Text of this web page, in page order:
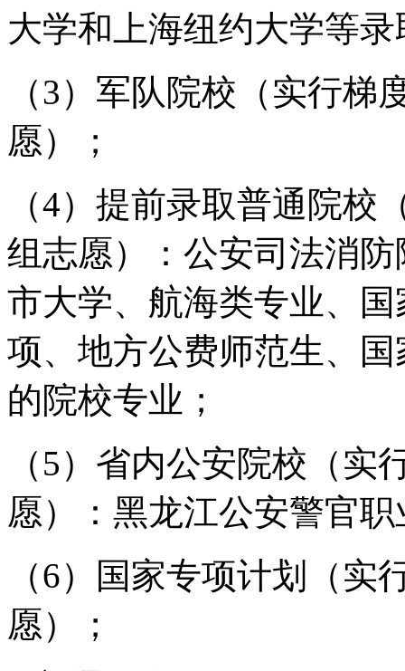
大学和上海纽约大学等
（3）军队院校（实行梯
愿）；
（4）提前录取普通院校
组志愿）：公安司法消
市大学、航海类专业、
项、地方公费师范生、
的院校专业；
（5）省内公安院校（实
愿）：黑龙江公安警官
（6）国家专项计划（实
愿）；